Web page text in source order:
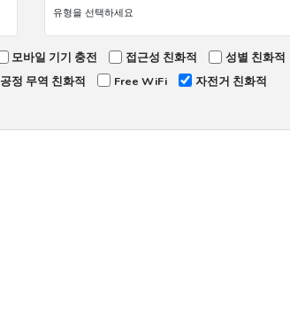
모바일 기기 충전 접근성 친화적
성별 친화적
공정 무역 친화적 Free WiFi
자전거 친화적